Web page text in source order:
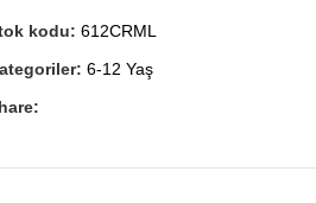
kodu: 612CRML
6-12 Yaş